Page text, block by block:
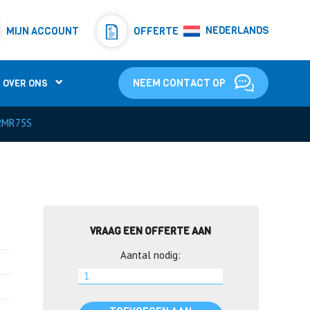
MIJN ACCOUNT OFFERTE NEDERLANDS
OVER ONS NEEM CONTACT OP
Shunt Resistor
VRAAG EEN OFFERTE AAN
Aantal nodig: